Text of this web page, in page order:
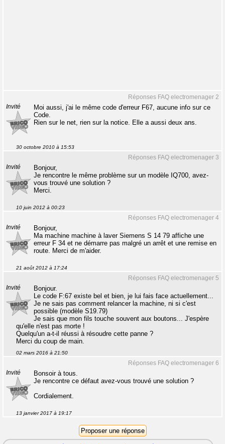
Réponses FAQ electromenager 2
Invité
Moi aussi, j'ai le même code d'erreur F67, aucune info sur ce
Code.
Rien sur le net, rien sur la notice. Elle a aussi deux ans.
30 octobre 2010 à 15:53
Réponses FAQ electromenager 3
Invité
Bonjour,
Je rencontre le même problème sur un modèle IQ700, avez-
vous trouvé une solution ?
Merci.
10 juin 2012 à 00:23
Réponses FAQ electromenager 4
Invité
Bonjour,
Ma machine machine à laver Siemens S 14 79 affiche une
erreur F 34 et ne démarre pas malgré un arrêt et une remise en
route. Merci de m'aider.
21 août 2012 à 17:24
Réponses FAQ electromenager 5
Invité
Bonjour.
Le code F:67 existe bel et bien, je lui fais face actuellement...
Je ne sais pas comment relancer la machine, ni si c'est
possible (modèle S19.79)
Je sais que mon fils touche souvent aux boutons... J'espère
qu'elle n'est pas morte !
Quelqu'un a-t-il réussi à résoudre cette panne ?
Merci du coup de main.
02 mars 2016 à 21:50
Réponses FAQ electromenager 6
Invité
Bonsoir à tous.
Je rencontre ce défaut avez-vous trouvé une solution ?
Cordialement.
13 janvier 2017 à 19:17